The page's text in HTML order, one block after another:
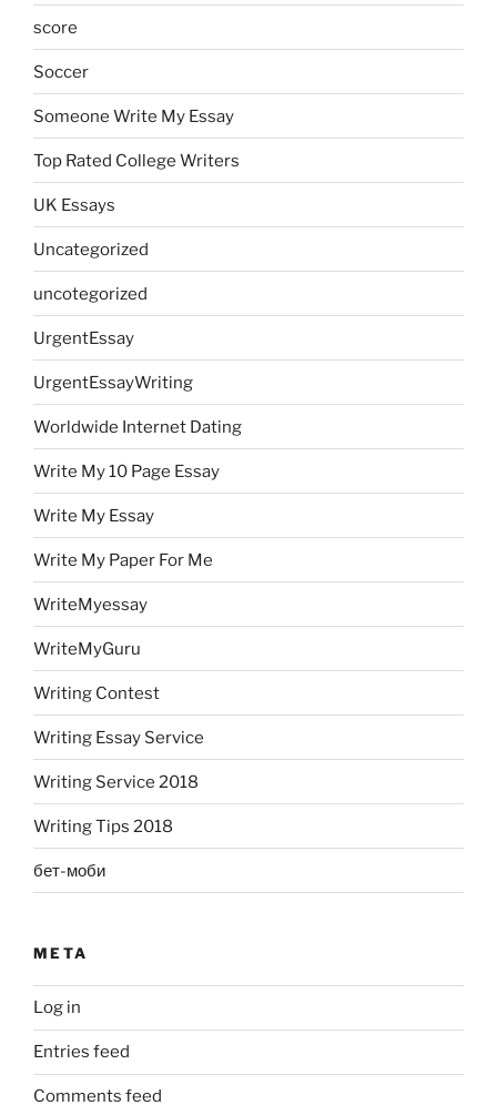
score
Soccer
Someone Write My Essay
Top Rated College Writers
UK Essays
Uncategorized
uncotegorized
UrgentEssay
UrgentEssayWriting
Worldwide Internet Dating
Write My 10 Page Essay
Write My Essay
Write My Paper For Me
WriteMyessay
WriteMyGuru
Writing Contest
Writing Essay Service
Writing Service 2018
Writing Tips 2018
бет-моби
META
Log in
Entries feed
Comments feed